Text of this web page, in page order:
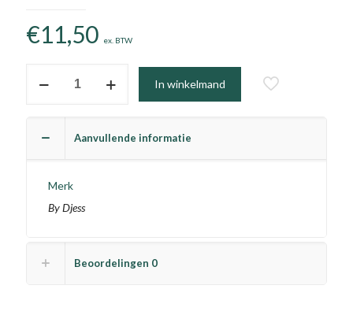
€11,50 ex. BTW
Verrassingskleur
aantal
In winkelmand
Aanvullende informatie
Merk
By Djess
Beoordelingen 0